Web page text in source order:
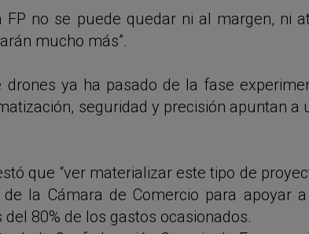
no se puede quedar ni al margen, ni
mucho más”.
ya ha pasado de la fase
seguridad y precisión apuntan
que “ver materializar este tipo de
la Cámara de Comercio para apoyar
80% de los gastos ocasionados.